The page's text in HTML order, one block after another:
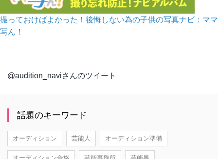
撮っておけばよかった！後悔しない為の子供の写真ナビ：ママ
写ん！
@audition_naviさんのツイート
話題のキーワード
オーディション 芸能人 オーディション準備